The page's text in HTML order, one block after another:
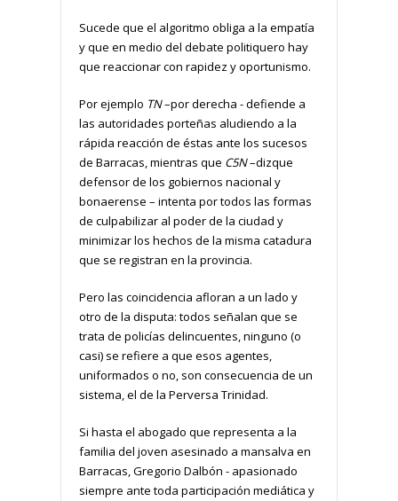
Sucede que el algoritmo obliga a la empatía
y que en medio del debate politiquero hay
que reaccionar con rapidez y oportunismo.
Por ejemplo TN–por derecha - defiende a
las autoridades porteñas aludiendo a la
rápida reacción de éstas ante los sucesos
de Barracas, mientras que C5N–dizque
defensor de los gobiernos nacional y
bonaerense – intenta por todos las formas
de culpabilizar al poder de la ciudad y
minimizar los hechos de la misma catadura
que se registran en la provincia.
Pero las coincidencia afloran a un lado y
otro de la disputa: todos señalan que se
trata de policías delincuentes, ninguno (o
casi) se refiere a que esos agentes,
uniformados o no, son consecuencia de un
sistema, el de la Perversa Trinidad.
Si hasta el abogado que representa a la
familia del joven asesinado a mansalva en
Barracas, Gregorio Dalbón - apasionado
siempre ante toda participación mediática y